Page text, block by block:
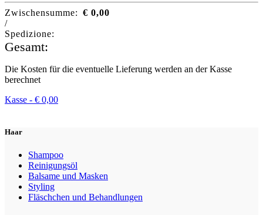
Zwischensumme: € 0,00
/
Spedizione:
Gesamt:
Die Kosten für die eventuelle Lieferung werden an der Kasse
berechnet
Kasse - € 0,00
Haar
Shampoo
Reinigungsöl
Balsame und Masken
Styling
Fläschchen und Behandlungen